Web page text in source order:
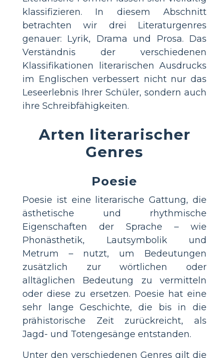
klassifizieren. In diesem Abschnitt
betrachten wir drei Literaturgenres
genauer: Lyrik, Drama und Prosa. Das
Verständnis der verschiedenen
Klassifikationen literarischen Ausdrucks
im Englischen verbessert nicht nur das
Leseerlebnis Ihrer Schüler, sondern auch
ihre Schreibfähigkeiten.
Arten literarischer
Genres
Poesie
Poesie ist eine literarische Gattung, die
ästhetische und rhythmische
Eigenschaften der Sprache – wie
Phonästhetik, Lautsymbolik und
Metrum – nutzt, um Bedeutungen
zusätzlich zur wörtlichen oder
alltäglichen Bedeutung zu vermitteln
oder diese zu ersetzen. Poesie hat eine
sehr lange Geschichte, die bis in die
prähistorische Zeit zurückreicht, als
Jagd- und Totengesänge entstanden.
Unter den verschiedenen Genres gilt die